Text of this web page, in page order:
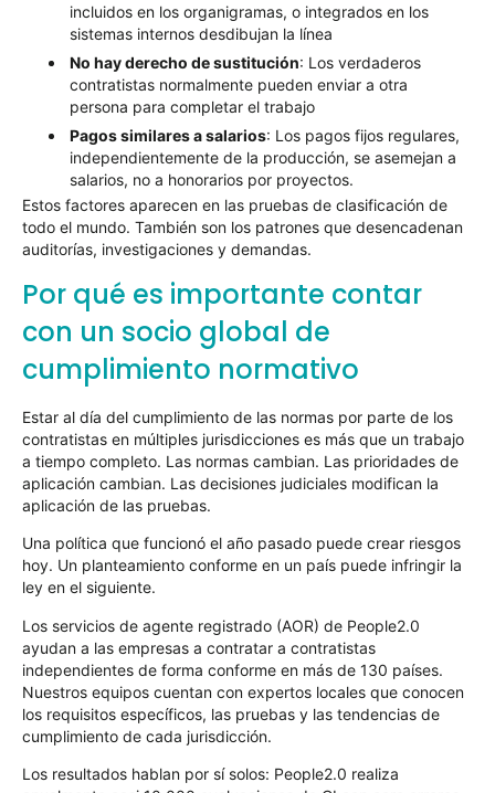
incluidos en los organigramas, o integrados en los
sistemas internos desdibujan la línea
No hay derecho de sustitución: Los verdaderos
contratistas normalmente pueden enviar a otra
persona para completar el trabajo
Pagos similares a salarios: Los pagos fijos regulares,
independientemente de la producción, se asemejan a
salarios, no a honorarios por proyectos.
Estos factores aparecen en las pruebas de clasificación de
todo el mundo. También son los patrones que desencadenan
auditorías, investigaciones y demandas.
Por qué es importante contar
con un socio global de
cumplimiento normativo
Estar al día del cumplimiento de las normas por parte de los
contratistas en múltiples jurisdicciones es más que un trabajo
a tiempo completo. Las normas cambian. Las prioridades de
aplicación cambian. Las decisiones judiciales modifican la
aplicación de las pruebas.
Una política que funcionó el año pasado puede crear riesgos
hoy. Un planteamiento conforme en un país puede infringir la
ley en el siguiente.
Los servicios de agente registrado (AOR) de People2.0
ayudan a las empresas a contratar a contratistas
independientes de forma conforme en más de 130 países.
Nuestros equipos cuentan con expertos locales que conocen
los requisitos específicos, las pruebas y las tendencias de
cumplimiento de cada jurisdicción.
Los resultados hablan por sí solos: People2.0 realiza